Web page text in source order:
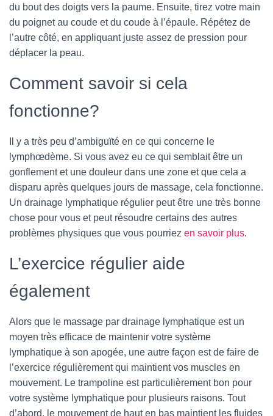
du bout des doigts vers la paume. Ensuite, tirez votre main
du poignet au coude et du coude à l’épaule. Répétez de
l’autre côté, en appliquant juste assez de pression pour
déplacer la peau.
Comment savoir si cela
fonctionne?
Il y a très peu d’ambiguïté en ce qui concerne le
lymphœdème. Si vous avez eu ce qui semblait être un
gonflement et une douleur dans une zone et que cela a
disparu après quelques jours de massage, cela fonctionne.
Un drainage lymphatique régulier peut être une très bonne
chose pour vous et peut résoudre certains des autres
problèmes physiques que vous pourriez en savoir plus.
L’exercice régulier aide
également
Alors que le massage par drainage lymphatique est un
moyen très efficace de maintenir votre système
lymphatique à son apogée, une autre façon est de faire de
l’exercice régulièrement qui maintient vos muscles en
mouvement. Le trampoline est particulièrement bon pour
votre système lymphatique pour plusieurs raisons. Tout
d’abord, le mouvement de haut en bas maintient les fluides